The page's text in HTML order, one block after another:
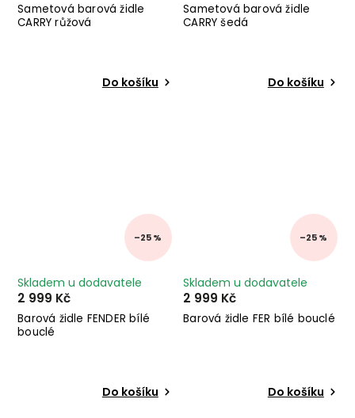
Sametová barová židle
CARRY růžová
Do košíku
Sametová barová židle
CARRY šedá
Do košíku
–25 %
Barová židle FENDER bílé
bouclé
Skladem u dodavatele
2 999 Kč
Do košíku
–25 %
Barová židle FER bílé bouclé
Skladem u dodavatele
2 999 Kč
Do košíku